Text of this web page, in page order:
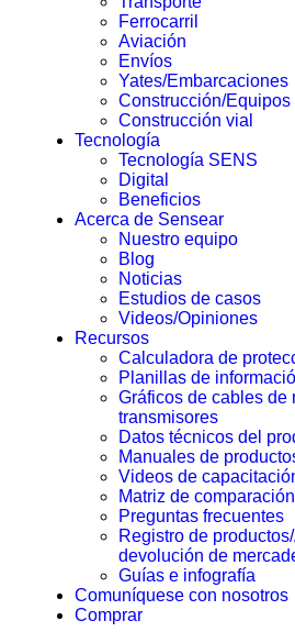
Ferrocarril
Aviación
Envíos
Yates/Embarcaciones
Construcción/Equipos
Construcción vial
Tecnología
Tecnología SENS
Digital
Beneficios
Acerca de Sensear
Nuestro equipo
Blog
Noticias
Estudios de casos
Videos/Opiniones
Recursos
Calculadora de
Planillas de
Gráficos de cables de
transmisores
Datos técnicos del
Manuales de
Videos de
Matriz de
Preguntas frecuentes
Registro de
devolución de
Guías e infografía
Comuníquese con nosotros
Comprar